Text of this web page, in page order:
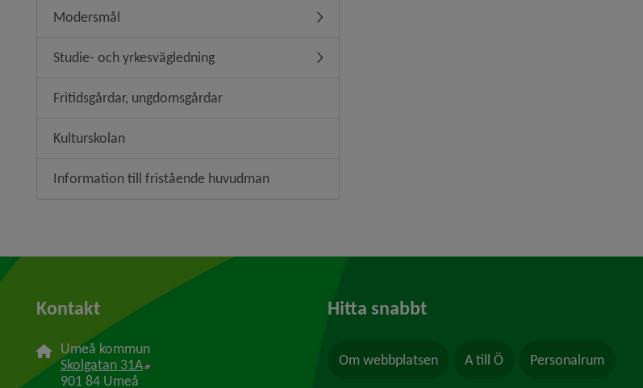
Modersmål Undermeny för Modersmål
Studie- och yrkesvägledning Undermeny för Studie- och yrkesvägledning
Fritidsgårdar, ungdomsgårdar
Kulturskolan
Information till fristående huvudman
Kontakt
Umeå kommun
Skolgatan 31A Länk till annan webbplats, öppnas i nytt fönster.
901 84 Umeå
Hitta snabbt
Om webbplatsen A till Ö Personalrum